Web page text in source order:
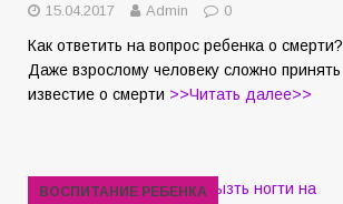
15.04.2017 Admin 0
Как ответить на вопрос ребенка о смерти?
Даже взрослому человеку сложно принять
известие о смерти >>Читать далее>>
ВОСПИТАНИЕ РЕБЕНКА